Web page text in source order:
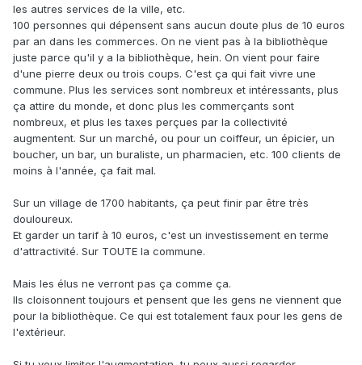
les autres services de la ville, etc.
100 personnes qui dépensent sans aucun doute plus de 10 euros
par an dans les commerces. On ne vient pas à la bibliothèque
juste parce qu'il y a la bibliothèque, hein. On vient pour faire
d'une pierre deux ou trois coups. C'est ça qui fait vivre une
commune. Plus les services sont nombreux et intéressants, plus
ça attire du monde, et donc plus les commerçants sont
nombreux, et plus les taxes perçues par la collectivité
augmentent. Sur un marché, ou pour un coiffeur, un épicier, un
boucher, un bar, un buraliste, un pharmacien, etc. 100 clients de
moins à l'année, ça fait mal.
Sur un village de 1700 habitants, ça peut finir par être très
douloureux.
Et garder un tarif à 10 euros, c'est un investissement en terme
d'attractivité. Sur TOUTE la commune.
Mais les élus ne verront pas ça comme ça.
Ils cloisonnent toujours et pensent que les gens ne viennent que
pour la bibliothèque. Ce qui est totalement faux pour les gens de
l'extérieur.